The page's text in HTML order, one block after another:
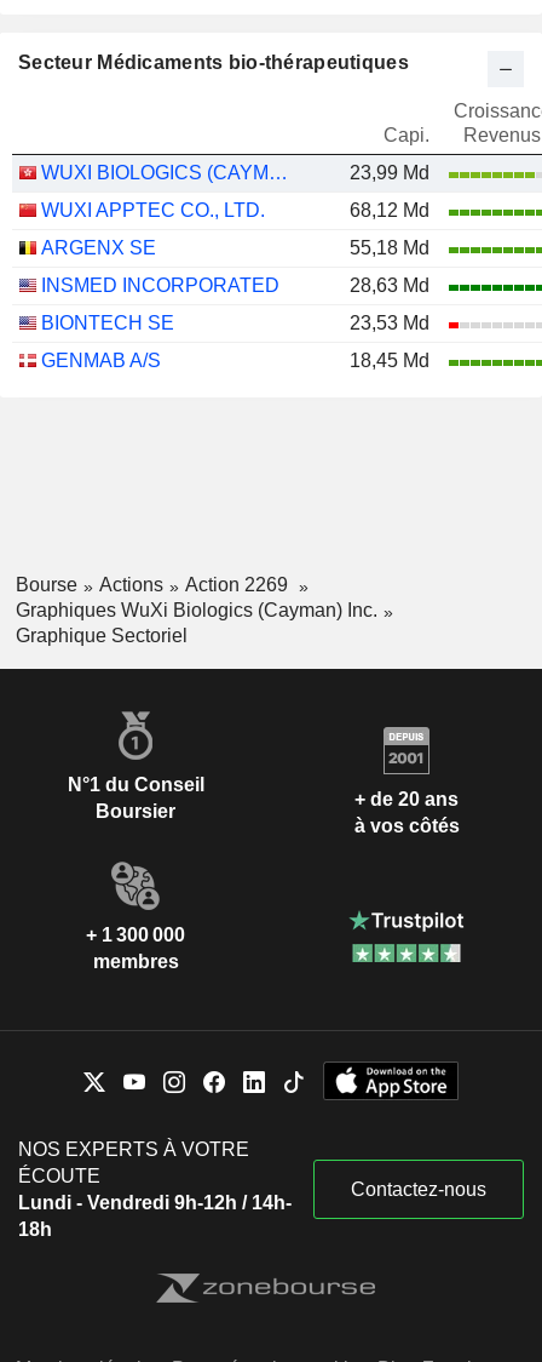
Secteur Médicaments bio-thérapeutiques
Capi.
Revenus
WUXI BIOLOGICS (CAYMAN) INC.
23,99 Md
WUXI APPTEC CO., LTD.
68,12 Md
ARGENX SE
55,18 Md
INSMED INCORPORATED
28,63 Md
BIONTECH SE
23,53 Md
GENMAB A/S
18,45 Md
Bourse Actions
Action 2269
Graphiques WuXi Biologics (Cayman) Inc.
Graphique Sectoriel
N°1 du Conseil
Boursier
+ de 20 ans
à vos côtés
+ 1 300 000
membres
NOS EXPERTS À VOTRE
ÉCOUTE
Lundi - Vendredi 9h-12h / 14h-
18h
Contactez-nous